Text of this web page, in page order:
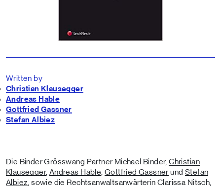
Written by
Christian Klausegger
Andreas Hable
Gottfried Gassner
Stefan Albiez
Die Binder Grösswang Partner Michael Binder,Christian
Klausegger, Andreas Hable Gottfried Gassnerund Stefan
Albiez , sowie die Rechtsanwaltsanwärterin Clarissa Nitsch,